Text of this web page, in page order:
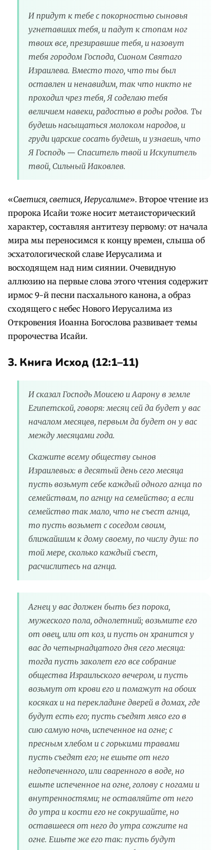
И придут к тебе с покорностью сыновья
угнетавших тебя, и падут к стопам ног
твоих все, презиравшие тебя, и назовут
тебя городом Господа, Сионом Святаго
Израилева. Вместо того, что ты был
оставлен и ненавидим, так что никто не
проходил чрез тебя, Я соделаю тебя
величием навеки, радостью в роды родов. Ты
будешь насыщаться молоком народов, и
груди царские сосать будешь, и узнаешь, что
Я Господь — Спаситель твой и Искупитель
твой, Сильный Иаковлев.
«Светися, светися, Иерусалиме». Второе чтение из
пророка Исайи тоже носит метаисторический
характер, составляя антитезу первому: от начала
мира мы переносимся к концу времен, слыша об
эсхатологической славе Иерусалима и
восходящем над ним сиянии. Очевидную
аллюзию на первые слова этого чтения содержит
ирмос 9-й песни пасхального канона, а образ
сходящего с небес Нового Иерусалима из
Откровения Иоанна Богослова развивает темы
пророчества Исайи.
3. Книга Исход (12:1–11)
И сказал Господь Моисею и Аарону в земле
Египетской, говоря: месяц сей да будет у вас
началом месяцев, первым да будет он у вас
между месяцами года.
Скажите всему обществу сынов
Израилевых: в десятый день сего месяца
пусть возьмут себе каждый одного агнца по
семействам, по агнцу на семейство; а если
семейство так мало, что не съест агнца,
то пусть возьмет с соседом своим,
ближайшим к дому своему, по числу душ: по
той мере, сколько каждый съест,
расчислитесь на агнца.
Агнец у вас должен быть без порока,
мужеского пола, однолетний; возьмите его
от овец, или от коз, и пусть он хранится у
вас до четырнадцатого дня сего месяца:
тогда пусть заколет его все собрание
общества Израильского вечером, и пусть
возьмут от крови его и помажут на обоих
косяках и на перекладине дверей в домах, где
будут есть его; пусть съедят мясо его в
сию самую ночь, испеченное на огне; с
пресным хлебом и с горькими травами
пусть съедят его; не ешьте от него
недопеченного, или сваренного в воде, но
ешьте испеченное на огне, голову с ногами и
внутренностями; не оставляйте от него
до утра и кости его не сокрушайте, но
оставшееся от него до утра сожгите на
огне. Ешьте же его так: пусть будут